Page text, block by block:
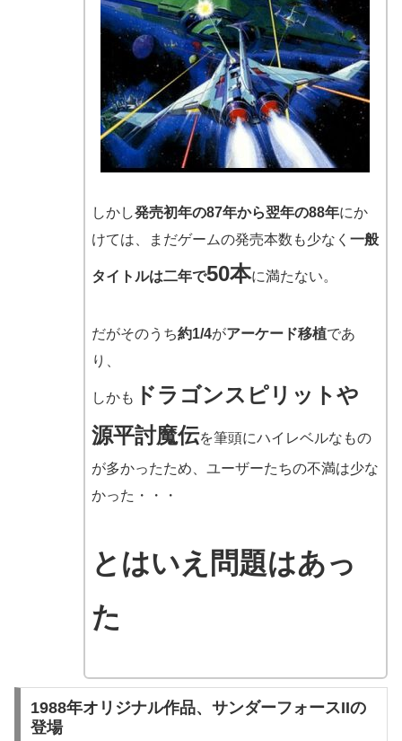
しかし発売初年の87年から翌年の88年にか
けては、まだゲームの発売本数も少なく 一般
タイトルは二年で50本に満たない。
だがそのうち約1/4がアーケード移植であ
り、
しかも ドラゴンスピリットや
源平討魔伝を筆頭にハイレベルなもの
が多かったため、ユーザーたちの不満は少な
かった・・・
とはいえ問題はあっ
た
1988年オリジナル作品、サンダーフォースIIの
登場